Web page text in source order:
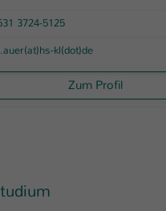
3724-5125
kl(dot)de
Zum Profil